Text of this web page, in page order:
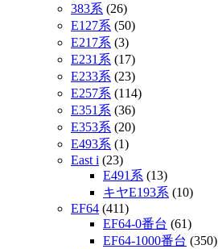
383系 (26)
E127系 (50)
E217系 (3)
E231系 (17)
E233系 (23)
E257系 (114)
E351系 (36)
E353系 (20)
E493系 (1)
East i (23)
E491系 (13)
キヤE193系 (10)
EF64 (411)
EF64-0番台 (61)
EF64-1000番台 (350)